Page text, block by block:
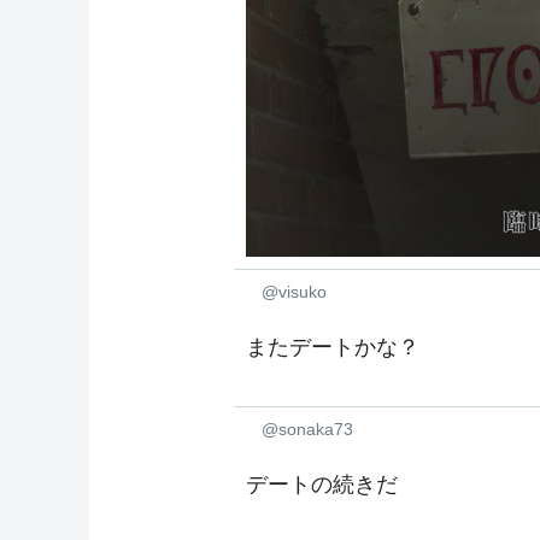
@visuko
またデートかな？
@sonaka73
デートの続きだ